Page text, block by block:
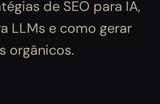
de SEO para IA,
LLMs e como gerar
orgânicos.